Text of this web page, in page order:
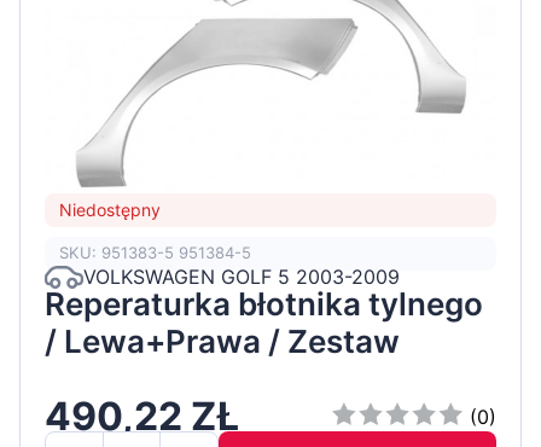
Niedostępny
SKU: 951383-5 951384-5
VOLKSWAGEN GOLF 5 2003-2009
Reperaturka błotnika tylnego
/ Lewa+Prawa / Zestaw
490,22 ZŁ
(0)